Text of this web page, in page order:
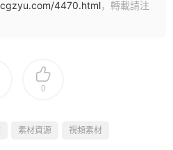
4470.html，轉載請注
0
素材資源 視頻素材